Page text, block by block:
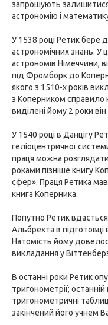
запрошують
астрономію і
У 1538 році Ретик бере
астрономічних знань. У
астрономів Німеччини,
під Фромборк до
якого з 1510-х років
з Коперником справило
виділені йому 2 роки
У 1540 році в Данцігу
геліоцентричної
праця можна
роками пізніше книгу
сфер». Праця Ретика
книга Коперника.
Попутно Ретик
Альбрехта в
Натомість йому
викладання у
В останні роки Ретик
тригонометрії;
тригонометричні
закінчений його учнем